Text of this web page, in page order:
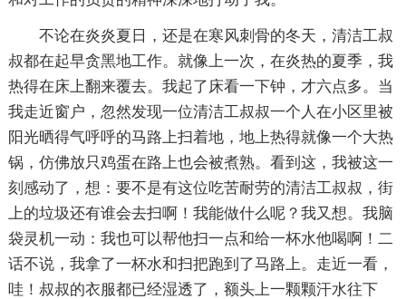
不论在炎炎夏日，还是在寒风刺骨的冬天，清洁工叔
叔都在起早贪黑地工作。就像上一次，在炎热的夏季，我
热得在床上翻来覆去。我起了床看一下钟，才六点多。当
我走近窗户，忽然发现一位清洁工叔叔一个人在小区里被
阳光晒得气呼呼的马路上扫着地，地上热得就像一个大热
锅，仿佛放只鸡蛋在路上也会被煮熟。看到这，我被这一
刻感动了，想：要不是有这位吃苦耐劳的清洁工叔叔，街
上的垃圾还有谁会去扫啊！我能做什么呢？我又想。我脑
袋灵机一动：我也可以帮他扫一点和给一杯水他喝啊！二
话不说，我拿了一杯水和扫把跑到了马路上。走近一看，
哇！叔叔的衣服都已经湿透了，额头上一颗颗汗水往下